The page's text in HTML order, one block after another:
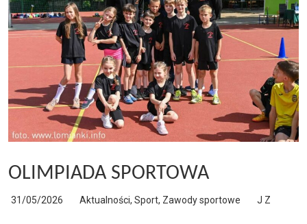
OLIMPIADA SPORTOWA
31/05/2026 Aktualności, Sport, Zawody sportowe J Z